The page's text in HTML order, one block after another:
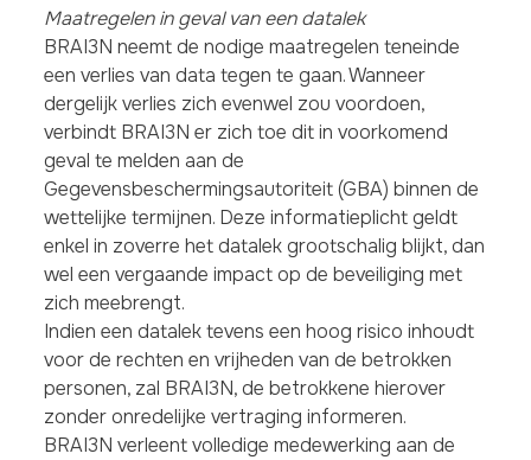
Maatregelen in geval van een datalek
BRAI3N neemt de nodige maatregelen teneinde
een verlies van data tegen te gaan. Wanneer
dergelijk verlies zich evenwel zou voordoen,
verbindt BRAI3N er zich toe dit in voorkomend
geval te melden aan de
Gegevensbeschermingsautoriteit (GBA) binnen de
wettelijke termijnen. Deze informatieplicht geldt
enkel in zoverre het datalek grootschalig blijkt, dan
wel een vergaande impact op de beveiliging met
zich meebrengt.
Indien een datalek tevens een hoog risico inhoudt
voor de rechten en vrijheden van de betrokken
personen, zal BRAI3N, de betrokkene hierover
zonder onredelijke vertraging informeren.
BRAI3N verleent volledige medewerking aan de